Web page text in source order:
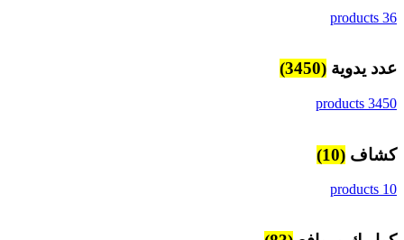
36 products
عدد يدوية (3450)
3450 products
كشاف (10)
10 products